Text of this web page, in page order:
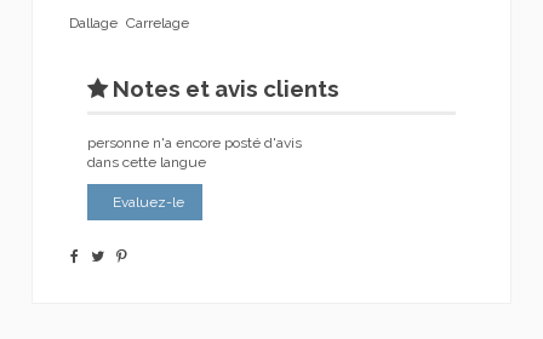
Dallage Carrelage
Notes et avis clients
personne n'a encore posté d'avis
dans cette langue
Evaluez-le